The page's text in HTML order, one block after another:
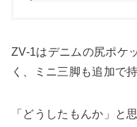
ZV-1はデニムの尻ポケ
く、ミニ三脚も追加で
「どうしたもんか」と